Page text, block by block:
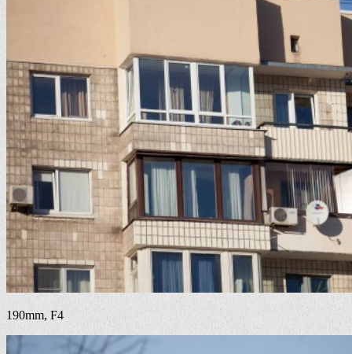
190mm, F4